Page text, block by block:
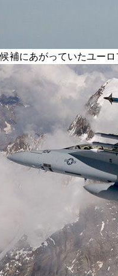
候補にあがっていたユー